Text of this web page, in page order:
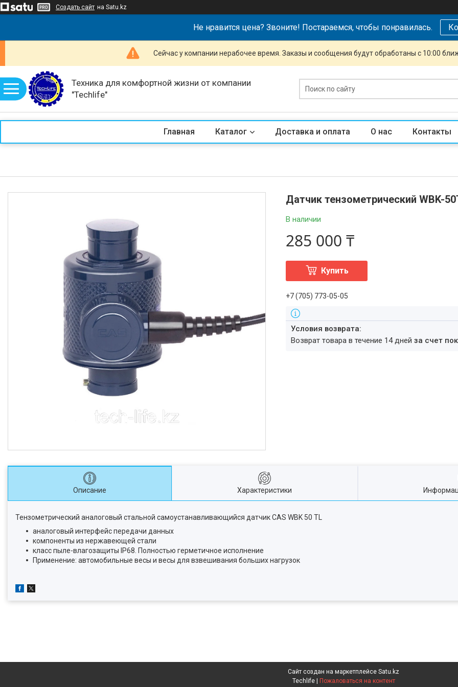
Создать сайт на Satu.kz
Не нравится цена? Звоните! Постараемся, чтобы понравилась.
Сейчас у компании нерабочее время. Заказы и сообщения будут обработаны с 10:00
Техника для комфортной жизни от компании
"Techlife"
Главная Каталог Доставка и оплата О нас Контакты
Датчик тензометрический WBK-
В наличии
285 000 ₸
Купить
+7 (705) 773-05-05
возврат товара в течение 14 днейза счет
Описание Характеристики
Тензометрический аналоговый стальной самоустанавливающийся датчик CAS WBK 50 TL
аналоговый интерфейс передачи данных
компоненты из нержавеющей стали
класс пыле-влагозащиты IP68. Полностью герметичное исполнение
Применение: автомобильные весы и весы для взвешивания больших нагрузок
Сайт создан на маркетплейсе Satu.kz
Пожаловаться на контент